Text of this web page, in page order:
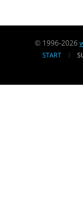
© 1996-2026
START